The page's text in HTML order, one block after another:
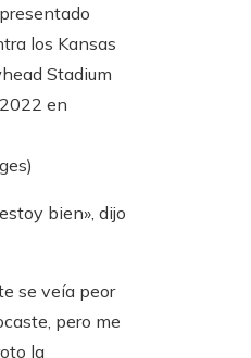
los Kansas
Stadium
en
bien», dijo
se veía peor
pero me
la